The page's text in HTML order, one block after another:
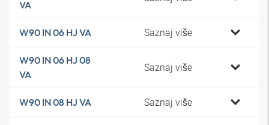
VA
W90 IN 06 HJ VA Saznaj više
W90 IN 06 HJ 08
VA
Saznaj više
W90 IN 08 HJ VA Saznaj više